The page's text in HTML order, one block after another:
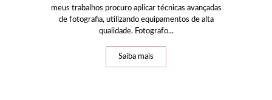
meus trabalhos procuro aplicar técnicas avançadas
de fotografia, utilizando equipamentos de alta
qualidade. Fotografo...
Saiba mais